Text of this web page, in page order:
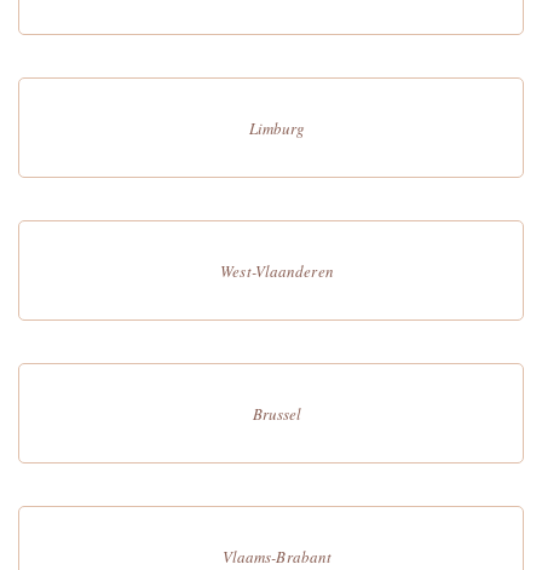
Limburg
West-Vlaanderen
Brussel
Vlaams-Brabant